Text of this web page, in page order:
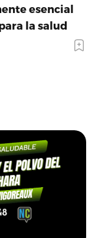
esencial
la salud